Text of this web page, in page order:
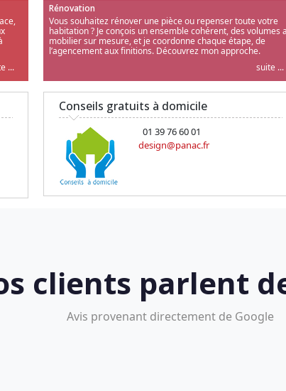
...
Rénovation
Vous souhaitez rénover une pièce ou repenser toute votre
habitation ? Je conçois un ensemble cohérent, des volumes
mobilier sur mesure, et je coordonne chaque étape, de
l’agencement aux finitions. Découvrez mon approche.
suite ...
Conseils gratuits à domicile
01 39 76 60 01
design@panac.fr
clients parlent
Avis provenant directement de Google